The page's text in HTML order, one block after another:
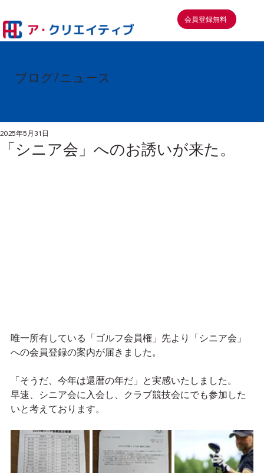
会員登録無料
ブログ/ニュース
「シニア会」へのお誘いが来た。
2025年5月31日
唯一所有している「ゴルフ会員権」先より「シニア会」
への会員登録の案内が届きました。
「そうだ、今年は還暦の年だ」と実感いたしました。
早速、シニア会に入会し、クラブ競技会にでも参加した
いと考えております。